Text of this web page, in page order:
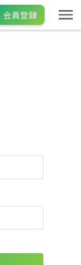
会員登録